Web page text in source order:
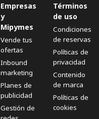
Empresas
y
Mipymes
Vende tus
ofertas
Inbound
marketing
Planes de
publicidad
Gestión de
Términos
de uso
Condiciones
de reservas
Políticas de
privacidad
Contenido
de marca
Políticas de
cookies